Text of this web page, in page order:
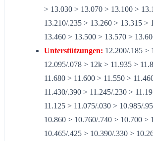
> 13.030 > 13.070 > 13.100 >
13.210/.235 > 13.260 > 13.315 >
13.460 > 13.500 > 13.570 >
Unterstützungen: 12.200/.185 >
12.095/.078 > 12k > 11.935 >
11.680 > 11.600 > 11.550 >
11.430/.390 > 11.245/.230 >
11.125 > 11.075/.030 > 10.985/
10.860 > 10.760/.740 > 10.700 >
10.465/.425 > 10.390/.330 >